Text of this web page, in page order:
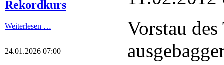
Rekordkurs
Weiterlesen …
24.01.2026 07:00
Vorstau